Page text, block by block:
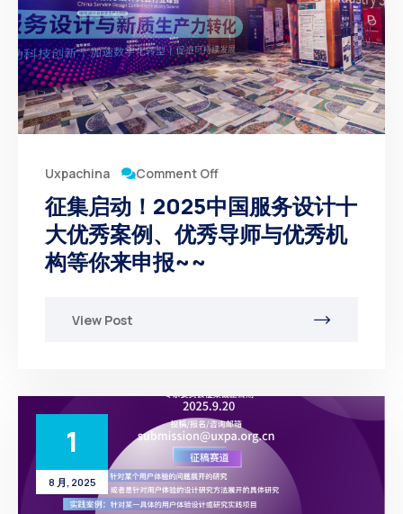
Uxpachina Comment Off
征集启动！2025中国服务设计十
大优秀案例、优秀导师与优秀机
构等你来申报~~
View Post
1
8 月, 2025